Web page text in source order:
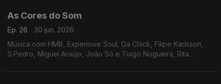
As Cores do Som
Ep. 26
30 jun. 2026
Música com HMB, Expensive Soul, Da Chick, Filipe Karlsson,
S.Pedro, Miguel Araújo, João Só e Tiago Nogueira, Rita